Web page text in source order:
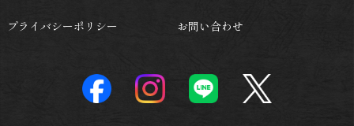
プライバシーポリシー お問い合わせ